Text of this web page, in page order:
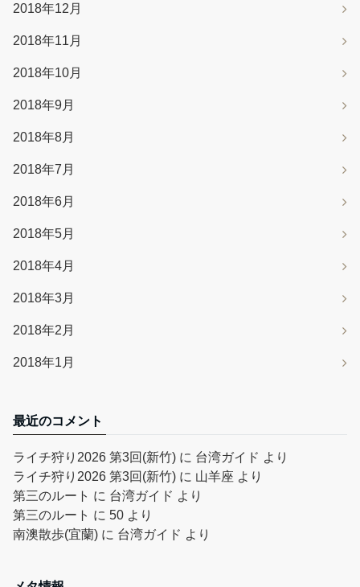
2018年12月
2018年11月
2018年10月
2018年9月
2018年8月
2018年7月
2018年6月
2018年5月
2018年4月
2018年3月
2018年2月
2018年1月
最近のコメント
ライチ狩り2026 第3回(新竹) に 台湾ガイド より
ライチ狩り2026 第3回(新竹) に 山羊座 より
第三のルート に 台湾ガイド より
第三のルート に 50 より
南澳散歩(宜蘭) に 台湾ガイド より